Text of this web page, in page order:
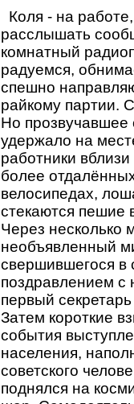
Коля - на
расслышать
комнатный
радуемся,
спешно
райкому партии.
Но прозвучавшее
удержало на
работники
более
велосипедах,
стекаются пешие
Через несколько
необъявленный
свершившегося в
поздравлением с
первый
Затем короткие
события
населения,
советского
поднялся на